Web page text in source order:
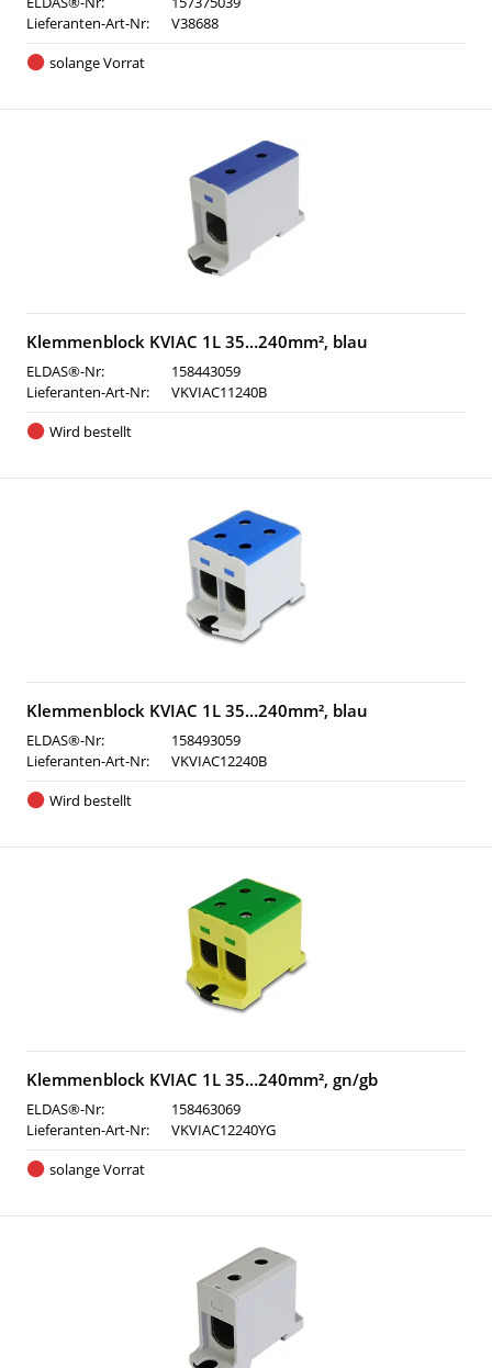
Lieferanten-Art-Nr:
V38688
solange Vorrat
Klemmenblock KVIAC 1L 35…240mm², blau
ELDAS®-Nr:
158443059
Lieferanten-Art-Nr:
VKVIAC11240B
Wird bestellt
Klemmenblock KVIAC 1L 35…240mm², blau
ELDAS®-Nr:
158493059
Lieferanten-Art-Nr:
VKVIAC12240B
Wird bestellt
Klemmenblock KVIAC 1L 35…240mm², gn/gb
ELDAS®-Nr:
158463069
Lieferanten-Art-Nr:
VKVIAC12240YG
solange Vorrat